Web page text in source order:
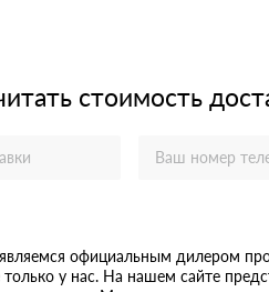
стоимость
официальным дилером
у нас. На нашем сайте